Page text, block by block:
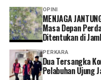
Gojek Tokopedia Tbk
bekerja sebagai
Selanjutnya pada skema
peserta dapat menabung
atau lembaga
NADI JKN.
OPINI
MENJAGA
Masa Depan
Ditentukan di
PERKARA
Dua Tersangka
Pelabuhan Ujung